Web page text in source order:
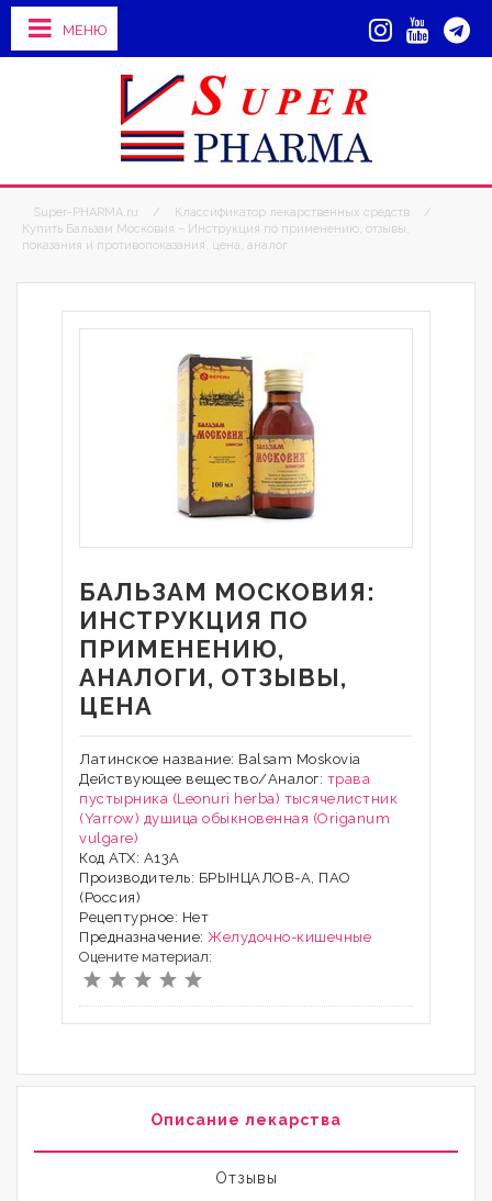
МЕНЮ
Super-PHARMA.ru / Классификатор лекарственных средств
/
Купить Бальзам Московия – Инструкция по применению, отзывы,
показания и противопоказания, цена, аналог
БАЛЬЗАМ МОСКОВИЯ:
ИНСТРУКЦИЯ ПО
ПРИМЕНЕНИЮ,
АНАЛОГИ, ОТЗЫВЫ,
ЦЕНА
Латинское название: Balsam Moskovia
Действующее вещество/Аналог: трава
пустырника (Leonuri herba) тысячелистник
(Yarrow) душица обыкновенная (Origanum
vulgare)
Код АТХ: A13A
Производитель: БРЫНЦАЛОВ-А, ПАО
(Россия)
Рецептурное: Нет
Предназначение: Желудочно-кишечные
Оцените материал:
Описание лекарства
Отзывы